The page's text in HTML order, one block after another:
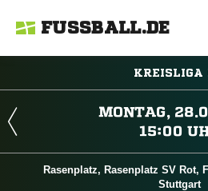
FUSSBALL.DE
KREISLIGA


Rasenplatz, Rasenplatz SV Rot,
Stuttgart